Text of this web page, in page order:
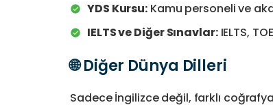
YDS Kursu: Kamu personeli ve
IELTS ve Diğer Sınavlar:IELTS,
🌐 Diğer Dünya Dilleri
Sadece İngilizce değil, farklı